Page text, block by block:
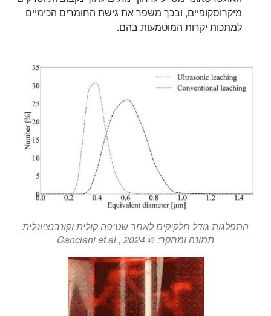
מיקרוסקופיים, ובכך משפר את גישת החומרים הכימיים
למתכות יקרות המוטמעות בהם.
התפלגות גודל חלקיקים לאחר שטיפה קולית וקונבנציונלית
תמונה ומחקר: © Canciani et al., 2024